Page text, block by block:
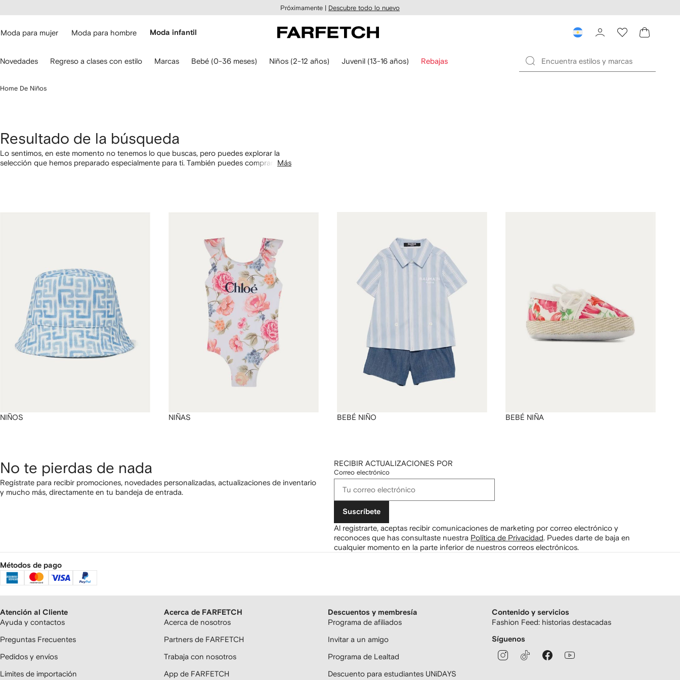
Próximamente | Descubre todo lo nuevo
Moda para mujer Moda para hombre Moda infantil
Novedades Regreso a clases con estilo Marcas Bebé (0-36 meses) Niños (2-12 años) Juvenil (13-16 años) Rebajas
Home De Niños
Resultado de la búsqueda
Lo sentimos, en este momento no tenemos lo que buscas, pero puedes explorar la
selección que hemos preparado especialmente para ti. También puedes comprar por
Más
NIÑOS NIÑAS BEBÉ NIÑO BEBÉ NIÑA
No te pierdas de nada
Regístrate para recibir promociones, novedades personalizadas, actualizaciones de inventario
y mucho más, directamente en tu bandeja de entrada.
RECIBIR ACTUALIZACIONES POR
Correo electrónico
Suscríbete
Al registrarte, aceptas recibir comunicaciones de marketing por correo electrónico y
reconoces que has consultaste nuestra Política de Privacidad Puedes darte de baja en
cualquier momento en la parte inferior de nuestros correos electrónicos.
Métodos de pago
Atención al Cliente
Ayuda y contactos
Preguntas Frecuentes
Pedidos y envíos
Límites de importación
Acerca de FARFETCH
Acerca de nosotros
Partners de FARFETCH
Trabaja con nosotros
App de FARFETCH
Descuentos y membresía
Programa de afiliados
Invitar a un amigo
Programa de Lealtad
Descuento para estudiantes UNiDAYS
Contenido y servicios
Fashion Feed: historias destacadas
Síguenos